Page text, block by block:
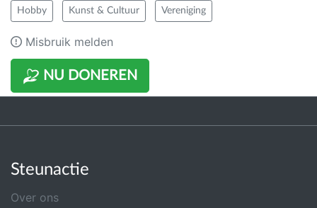
NU DONEREN
Hobby Kunst & Cultuur Vereniging
Misbruik melden
Steunactie
Over ons